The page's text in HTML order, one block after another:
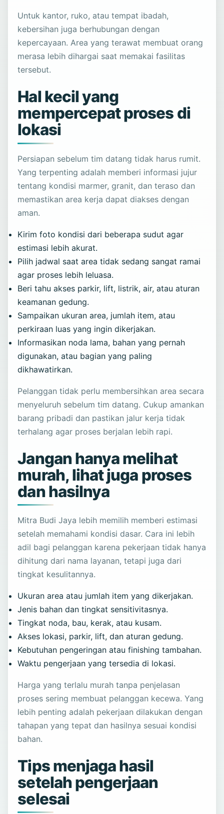
Untuk kantor, ruko, atau tempat ibadah,
kebersihan juga berhubungan dengan
kepercayaan. Area yang terawat membuat orang
merasa lebih dihargai saat memakai fasilitas
tersebut.
Hal kecil yang
mempercepat proses di
lokasi
Persiapan sebelum tim datang tidak harus rumit.
Yang terpenting adalah memberi informasi jujur
tentang kondisi marmer, granit, dan teraso dan
memastikan area kerja dapat diakses dengan
aman.
Kirim foto kondisi dari beberapa sudut agar
estimasi lebih akurat.
Pilih jadwal saat area tidak sedang sangat ramai
agar proses lebih leluasa.
Beri tahu akses parkir, lift, listrik, air, atau aturan
keamanan gedung.
Sampaikan ukuran area, jumlah item, atau
perkiraan luas yang ingin dikerjakan.
Informasikan noda lama, bahan yang pernah
digunakan, atau bagian yang paling
dikhawatirkan.
Pelanggan tidak perlu membersihkan area secara
menyeluruh sebelum tim datang. Cukup amankan
barang pribadi dan pastikan jalur kerja tidak
terhalang agar proses berjalan lebih rapi.
Jangan hanya melihat
murah, lihat juga proses
dan hasilnya
Mitra Budi Jaya lebih memilih memberi estimasi
setelah memahami kondisi dasar. Cara ini lebih
adil bagi pelanggan karena pekerjaan tidak hanya
dihitung dari nama layanan, tetapi juga dari
tingkat kesulitannya.
Ukuran area atau jumlah item yang dikerjakan.
Jenis bahan dan tingkat sensitivitasnya.
Tingkat noda, bau, kerak, atau kusam.
Akses lokasi, parkir, lift, dan aturan gedung.
Kebutuhan pengeringan atau finishing tambahan.
Waktu pengerjaan yang tersedia di lokasi.
Harga yang terlalu murah tanpa penjelasan
proses sering membuat pelanggan kecewa. Yang
lebih penting adalah pekerjaan dilakukan dengan
tahapan yang tepat dan hasilnya sesuai kondisi
bahan.
Tips menjaga hasil
setelah pengerjaan
selesai